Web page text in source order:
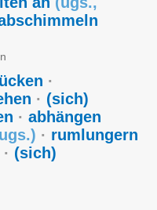
·
· (sich)
· abhängen
ugs.) · rumlungern
· (sich)